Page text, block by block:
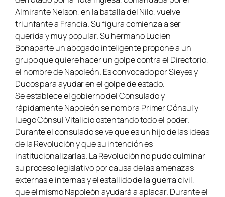
Almirante Nelson, en la batalla del Nilo, vuelve
triunfante a Francia. Su figura comienza a ser
querida y muy popular. Su hermano Lucien
Bonaparte un abogado inteligente propone a un
grupo que quiere hacer un golpe contra el Directorio,
el nombre de Napoleón. Es convocado por Sieyes y
Ducos para ayudar en el golpe de estado.
Se establece el gobierno del Consulado y
rápidamente Napoleón se nombra Primer Cónsul y
luego Cónsul Vitalicio ostentando todo el poder.
Durante el consulado se ve que es un hijo de las ideas
de la Revolución y que su intención es
institucionalizarlas. La Revolución no pudo culminar
su proceso legislativo por causa de las amenazas
externas e internas y el estallido de la guerra civil,
que el mismo Napoleón ayudará a aplacar. Durante el